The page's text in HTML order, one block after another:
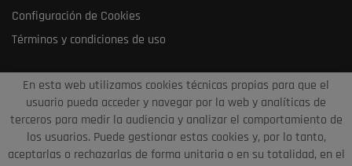
En esta web utilizamos cookies técnicas propias para que el
usuario pueda acceder y navegar por la web y analíticas de
terceros para medir la audiencia y analizar el comportamiento de
los usuarios. Puede gestionar estas cookies y, por lo tanto,
aceptarlas o rechazarlas de forma unitaria o en su totalidad, en el
Configuración de Cookies
Términos y condiciones de uso